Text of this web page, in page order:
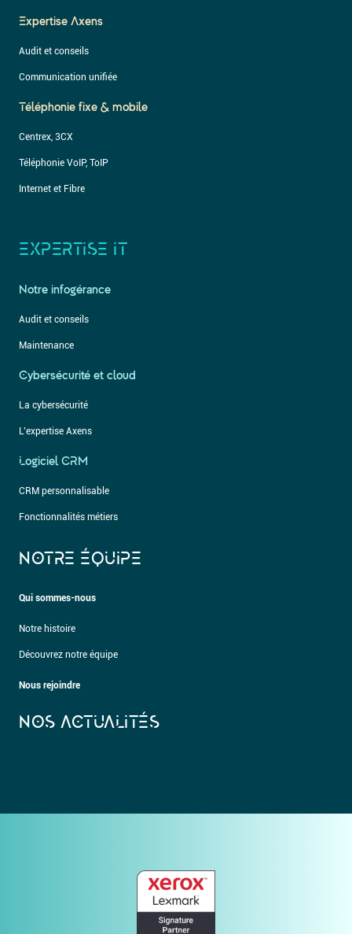
Expertise Axens
Audit et conseils
Communication unifiée
Téléphonie fixe & mobile
Centrex, 3CX
Téléphonie VoIP, ToIP
Internet et Fibre
EXPERTISE IT
Notre infogérance
Audit et conseils
Maintenance
Cybersécurité et cloud
La cybersécurité
L’expertise Axens
Logiciel CRM
CRM personnalisable
Fonctionnalités métiers
NOTRE ÉQUIPE
Qui sommes-nous
Notre histoire
Découvrez notre équipe
Nous rejoindre
NOS ACTUALITÉS